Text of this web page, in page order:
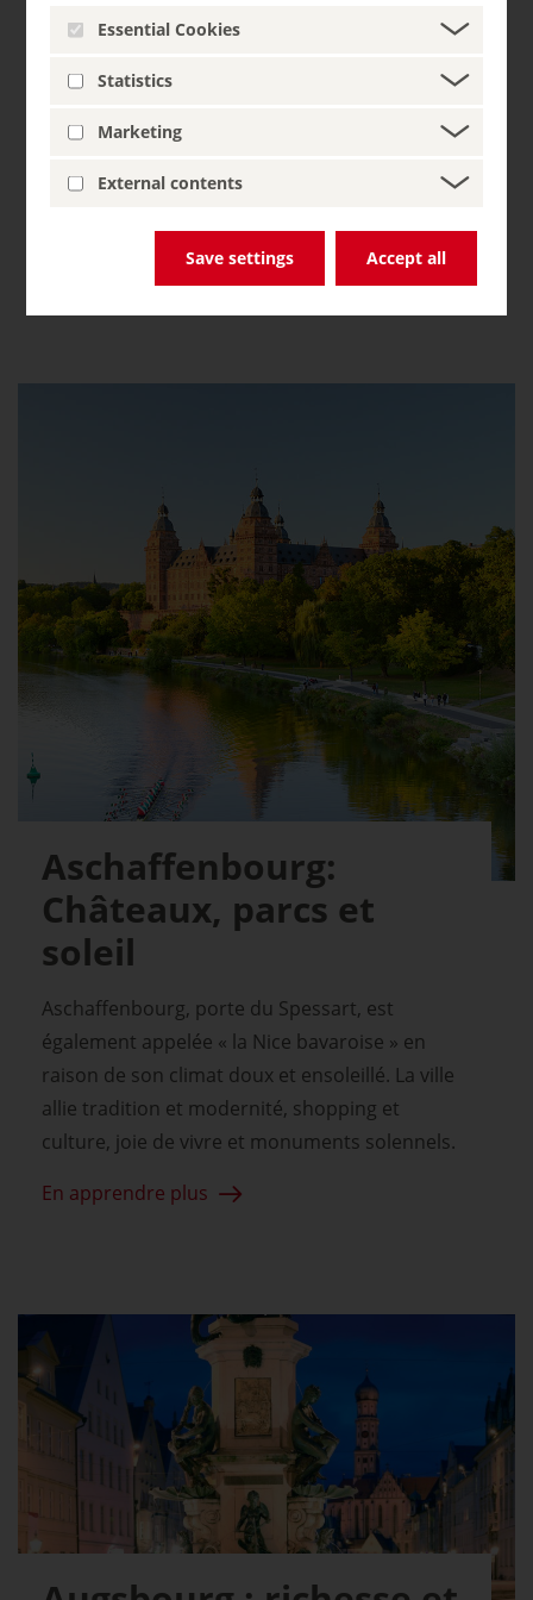
Essential Cookies
Statistics
Marketing
External contents
Save settings Accept all
Aix-la-Chapelle est une ville qui vit, pense et
ressent l’Europe. Située aux confins de trois
aux racines spirituelles, aux valeurs et aux
idéaux du continent depuis Charlemagne. Elle
En apprendre plus
Aschaffenbourg:
Châteaux, parcs et
soleil
Aschaffenbourg, porte du Spessart, est
également appelée « la Nice bavaroise » en
raison de son climat doux et ensoleillé. La ville
allie tradition et modernité, shopping et
culture, joie de vivre et monuments solennels.
En apprendre plus